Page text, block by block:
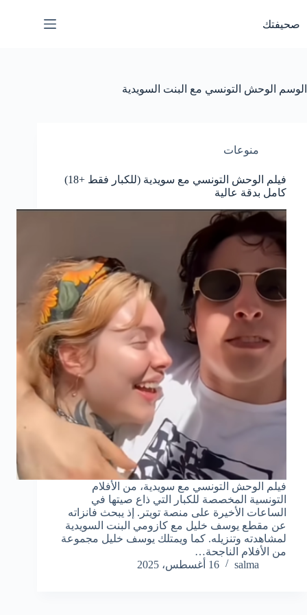
المحتوى
صحيفتك
الوسم الوحش التونسي مع البنت السويدية
منوعات
فيلم الوحش التونسي مع سويدية (للكبار فقط +18)
كامل بدقة عالية
فيلم الوحش التونسي مع سويدية، من الأفلام
التونسية المخصصة للكبار التي ذاع صيتها في
الساعات الأخيرة على منصة تويتر. إذ يبحث فانزاته
عن مقطع يوسف خليل مع كازومي البنت السويدية
لمشاهدته وتنزيله. كما ويمتلك يوسف خليل مجموعة
من الأفلام الناجحة…
salma
16 أغسطس، 2025